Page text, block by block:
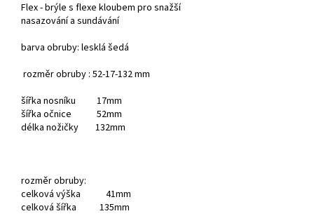
Flex - brýle s flexe kloubem pro snažší
nasazování a sundávání
barva obruby: lesklá šedá
rozměr obruby : 52-17-132 mm
šířka nosníku 17mm
šířka očnice 52mm
délka nožičky 132mm
rozměr obruby:
celková výška 41mm
celková šířka 135mm